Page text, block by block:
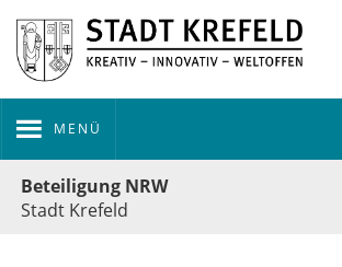
MENÜ
Beteiligung NRW
Stadt Krefeld